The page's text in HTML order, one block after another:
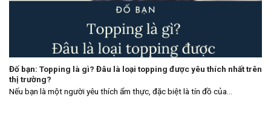
Đố bạn: Topping là gì? Đâu là loại topping được yêu thích nhất trên
thị trường?
Nếu bạn là một người yêu thích ẩm thực, đặc biệt là tín đồ của...